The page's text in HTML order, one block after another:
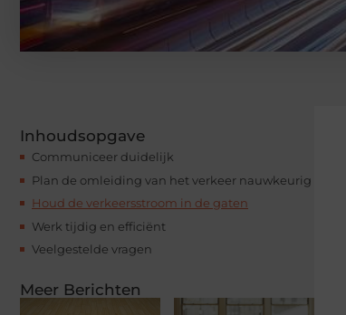
Inhoudsopgave
Communiceer duidelijk
Plan de omleiding van het verkeer nauwkeurig
Houd de verkeersstroom in de gaten
Werk tijdig en efficiënt
Veelgestelde vragen
Meer Berichten